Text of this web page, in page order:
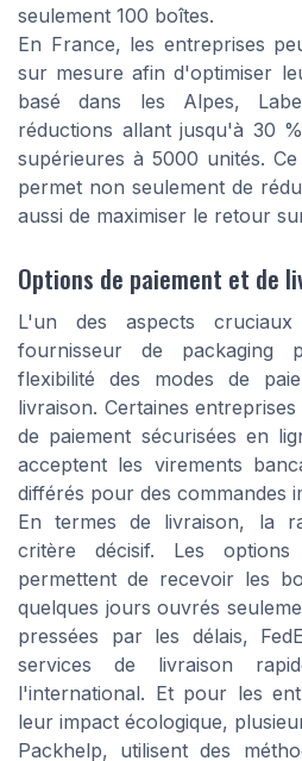
seulement 100 boîtes.
En France, les entreprises
sur mesure afin d'optimiser
basé dans les Alpes,
réductions allant jusqu'à 30
supérieures à 5000 unités.
permet non seulement de
aussi de maximiser le retour
Options de paiement et de
L'un des aspects
fournisseur de packaging
flexibilité des modes de
livraison. Certaines
de paiement sécurisées en
acceptent les virements
différés pour des commandes
En termes de livraison, la
critère décisif. Les
permettent de recevoir les
quelques jours ouvrés
pressées par les délais,
services de livraison
l'international. Et pour les
leur impact écologique,
Packhelp, utilisent des